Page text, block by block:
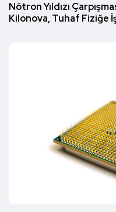
Nötron Yıldızı
Kilonova, Tuhaf Fiziğe